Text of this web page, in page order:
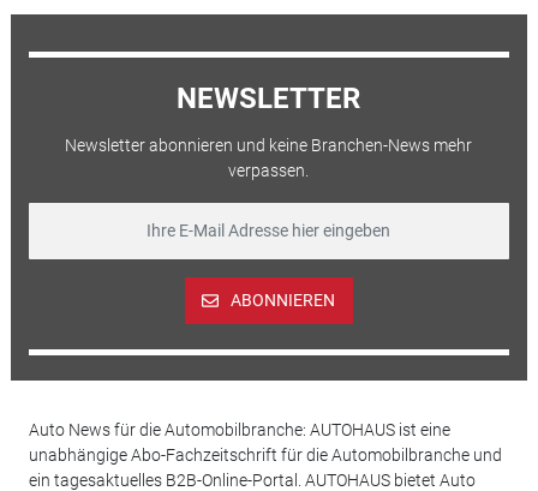
NEWSLETTER
Newsletter abonnieren und keine Branchen-News mehr
verpassen.
ABONNIEREN
Auto News für die Automobilbranche: AUTOHAUS ist eine
unabhängige Abo-Fachzeitschrift für die Automobilbranche und
ein tagesaktuelles B2B-Online-Portal. AUTOHAUS bietet Auto